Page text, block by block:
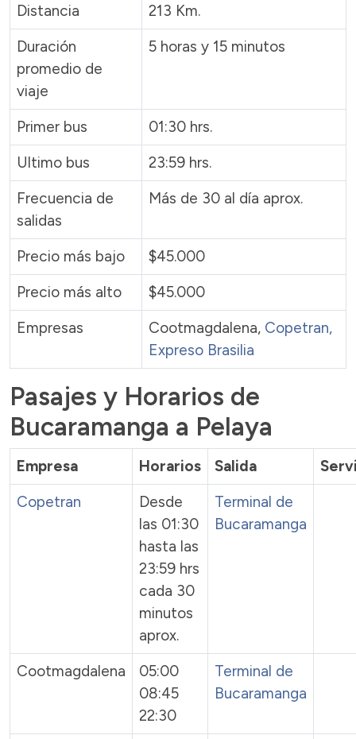
Distancia
213 Km.
Duración
promedio de
viaje
5 horas y 15 minutos
Primer bus
01:30 hrs.
Ultimo bus
23:59 hrs.
Frecuencia de
salidas
Más de 30 al día aprox.
Precio más bajo
$45.000
Precio más alto
$45.000
Empresas
Cootmagdalena, Copetran,
Expreso Brasilia
Pasajes y Horarios de
Bucaramanga a Pelaya
Empresa Horarios Salida
Copetran
Desde
las 01:30
hasta las
23:59 hrs
cada 30
minutos
aprox.
Terminal de
Bucaramanga
Cootmagdalena
05:00
08:45
22:30
Terminal de
Bucaramanga